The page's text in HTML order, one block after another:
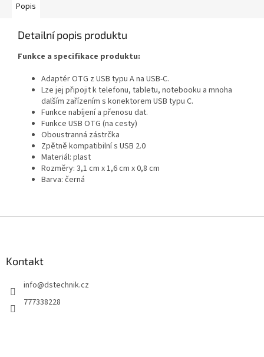
Popis
Detailní popis produktu
Funkce a specifikace produktu:
Adaptér OTG z USB typu A na USB-C.
Lze jej připojit k telefonu, tabletu, notebooku a mnoha
dalším zařízením s konektorem USB typu C.
Funkce nabíjení a přenosu dat.
Funkce USB OTG (na cesty)
Oboustranná zástrčka
Zpětně kompatibilní s USB 2.0
Materiál: plast
Rozměry: 3,1 cm x 1,6 cm x 0,8 cm
Barva: černá
Kontakt
info@dstechnik.cz
777338228